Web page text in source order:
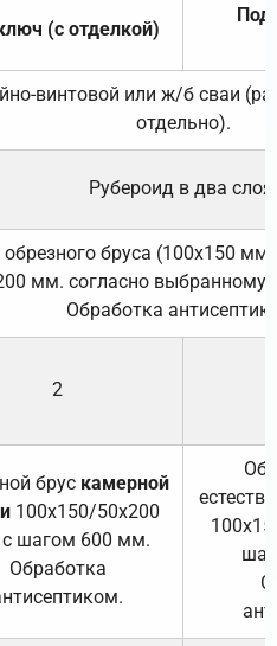
(с отделкой)
Под
винтовой или ж/б сваи
отдельно).
Рубероид в два слоя.
обрезного бруса (100х150
мм. согласно выбранному
Обработка
2
брус камерной
100х150/50х200
шагом 600 мм.
Обработка